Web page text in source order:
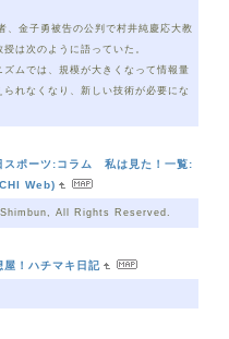
金子勇被告の公判で村井純慶応大教
は次のように語っていた。
ズムでは、規模が大きくなって情報量
れなくなり、新しい技術が必要にな
スポーツ:コラム 私は見た！一覧:
Web)
All Rights Reserved.
屋！ハチマキ日記